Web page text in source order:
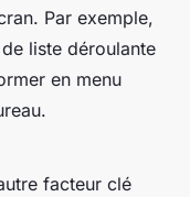
Par exemple,
liste déroulante
en menu
facteur clé